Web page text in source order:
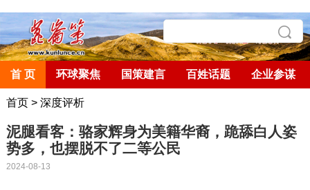
首 页 环球聚焦 国策建言 百姓话题 企业参谋
首页> 深度评析
泥腿看客：骆家辉身为美籍华裔，跪舔白人姿
势多，也摆脱不了二等公民
2024-08-13